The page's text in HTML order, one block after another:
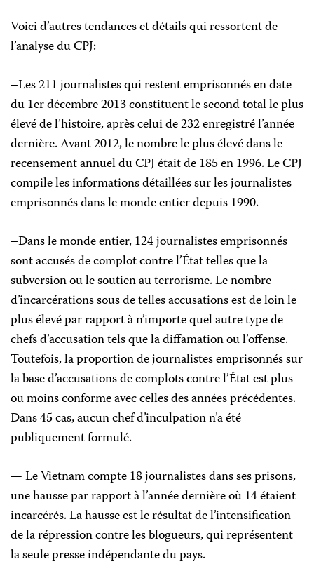
Voici d’autres tendances et détails qui ressortent de
l’analyse du CPJ:
–Les 211 journalistes qui restent emprisonnés en date
du 1er décembre 2013 constituent le second total le plus
élevé de l’histoire, après celui de 232 enregistré l’année
dernière. Avant 2012, le nombre le plus élevé dans le
recensement annuel du CPJ était de 185 en 1996. Le CPJ
compile les informations détaillées sur les journalistes
emprisonnés dans le monde entier depuis 1990.
–Dans le monde entier, 124 journalistes emprisonnés
sont accusés de complot contre l’État telles que la
subversion ou le soutien au terrorisme. Le nombre
d’incarcérations sous de telles accusations est de loin le
plus élevé par rapport à n’importe quel autre type de
chefs d’accusation tels que la diffamation ou l’offense.
Toutefois, la proportion de journalistes emprisonnés sur
la base d’accusations de complots contre l’État est plus
ou moins conforme avec celles des années précédentes.
Dans 45 cas, aucun chef d’inculpation n’a été
publiquement formulé.
— Le Vietnam compte 18 journalistes dans ses prisons,
une hausse par rapport à l’année dernière où 14 étaient
incarcérés. La hausse est le résultat de l’intensification
de la répression contre les blogueurs, qui représentent
la seule presse indépendante du pays.